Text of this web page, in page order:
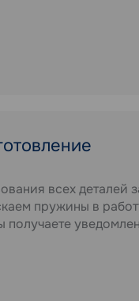
всех деталей
пружины в
получаете